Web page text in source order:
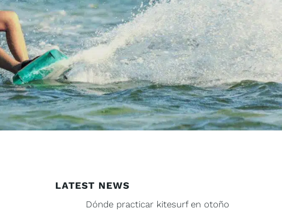
LATEST NEWS
Dónde practicar kitesurf en otoño